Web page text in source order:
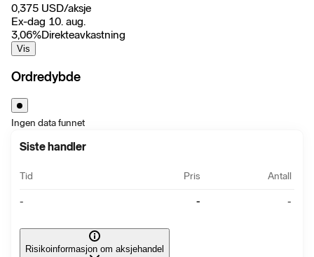
0,375 USD/aksje
Ex-dag 10. aug.
3,06%Direkteavkastning
Vis
Ordredybde
Ingen data funnet
Siste handler
Tid Pris Antall
- - -
Risikoinformasjon om aksjehandel